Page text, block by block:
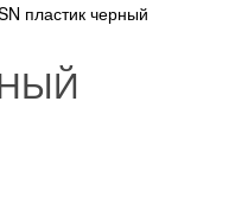
пластик черный